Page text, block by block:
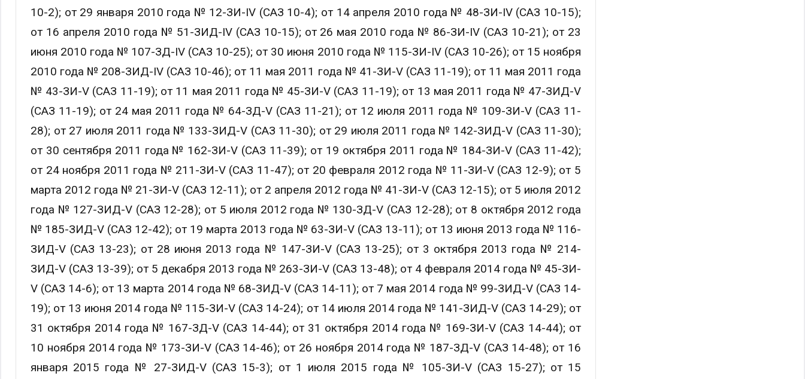
10-2); от 29 января 2010 года № 12-ЗИ-IV (САЗ 10-4); от 14 апреля 2010 года № 48-ЗИ-IV (САЗ 10-15);
от 16 апреля 2010 года № 51-ЗИД-IV (САЗ 10-15); от 26 мая 2010 года № 86-ЗИ-IV (САЗ 10-21); от 23
июня 2010 года № 107-ЗД-IV (САЗ 10-25); от 30 июня 2010 года № 115-ЗИ-IV (САЗ 10-26); от 15 ноября
2010 года № 208-ЗИД-IV (САЗ 10-46); от 11 мая 2011 года № 41-ЗИ-V (САЗ 11-19); от 11 мая 2011 года
№ 43-ЗИ-V (САЗ 11-19); от 11 мая 2011 года № 45-ЗИ-V (САЗ 11-19); от 13 мая 2011 года № 47-ЗИД-V
(САЗ 11-19); от 24 мая 2011 года № 64-ЗД-V (САЗ 11-21); от 12 июля 2011 года № 109-ЗИ-V (САЗ 11-
28); от 27 июля 2011 года № 133-ЗИД-V (САЗ 11-30); от 29 июля 2011 года № 142-ЗИД-V (САЗ 11-30);
от 30 сентября 2011 года № 162-ЗИ-V (САЗ 11-39); от 19 октября 2011 года № 184-ЗИ-V (САЗ 11-42);
от 24 ноября 2011 года № 211-ЗИ-V (САЗ 11-47); от 20 февраля 2012 года № 11-ЗИ-V (САЗ 12-9); от 5
марта 2012 года № 21-ЗИ-V (САЗ 12-11); от 2 апреля 2012 года № 41-ЗИ-V (САЗ 12-15); от 5 июля 2012
года № 127-ЗИД-V (САЗ 12-28); от 5 июля 2012 года № 130-ЗД-V (САЗ 12-28); от 8 октября 2012 года
№ 185-ЗИД-V (САЗ 12-42); от 19 марта 2013 года № 63-ЗИ-V (САЗ 13-11); от 13 июня 2013 года № 116-
ЗИД-V (САЗ 13-23); от 28 июня 2013 года № 147-ЗИ-V (САЗ 13-25); от 3 октября 2013 года № 214-
ЗИД-V (САЗ 13-39); от 5 декабря 2013 года № 263-ЗИ-V (САЗ 13-48); от 4 февраля 2014 года № 45-ЗИ-
V (САЗ 14-6); от 13 марта 2014 года № 68-ЗИД-V (САЗ 14-11); от 7 мая 2014 года № 99-ЗИД-V (САЗ 14-
19); от 13 июня 2014 года № 115-ЗИ-V (САЗ 14-24); от 14 июля 2014 года № 141-ЗИД-V (САЗ 14-29); от
31 октября 2014 года № 167-ЗД-V (САЗ 14-44); от 31 октября 2014 года № 169-ЗИ-V (САЗ 14-44); от
10 ноября 2014 года № 173-ЗИ-V (САЗ 14-46); от 26 ноября 2014 года № 187-ЗД-V (САЗ 14-48); от 16
января 2015 года № 27-ЗИД-V (САЗ 15-3); от 1 июля 2015 года № 105-ЗИ-V (САЗ 15-27); от 15